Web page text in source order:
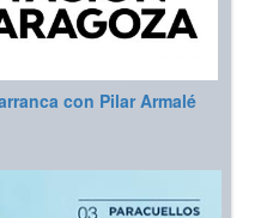
con Pilar Armalé